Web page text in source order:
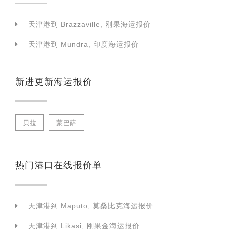
天津港到 Brazzaville, 刚果海运报价
天津港到 Mundra, 印度海运报价
新进更新海运报价
贝拉 蒙巴萨
热门港口在线报价单
天津港到 Maputo, 莫桑比克海运报价
天津港到 Likasi, 刚果金海运报价